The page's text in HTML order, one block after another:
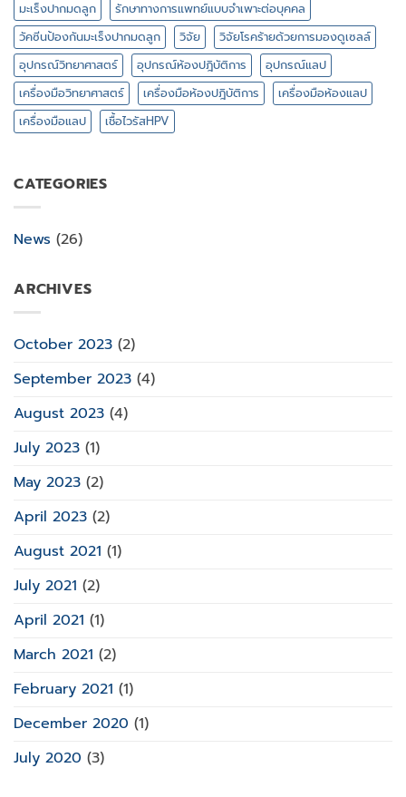
มะเร็งปากมดลูก
รักษาทางการแพทย์แบบจำเพาะต่อบุคคล
วัคซีนป้องกันมะเร็งปากมดลูก
วิจัย
วิจัยโรคร้ายด้วยการมองดูเซลล์
อุปกรณ์วิทยาศาสตร์
อุปกรณ์ห้องปฎิบัติการ
อุปกรณ์แลป
เครื่องมือวิทยาศาสตร์
เครื่องมือห้องปฎิบัติการ
เครื่องมือห้องแลป
เครื่องมือแลป
เชื้อไวรัสHPV
CATEGORIES
News (26)
ARCHIVES
October 2023 (2)
September 2023 (4)
August 2023 (4)
July 2023 (1)
May 2023 (2)
April 2023 (2)
August 2021 (1)
July 2021 (2)
April 2021 (1)
March 2021 (2)
February 2021 (1)
December 2020 (1)
July 2020 (3)